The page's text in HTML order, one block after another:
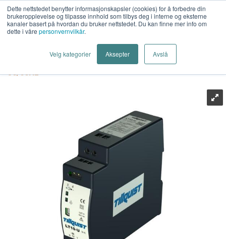
Dette nettstedet benytter informasjonskapsler (cookies) for å forbedre din
brukeropplevelse og tilpasse innhold som tilbys deg i interne og eksterne
kanaler basert på hvordan du bruker nettstedet. Du kan finne mer info om
dette i våre personvernvilkår.
Velg kategorier Aksepter Avslå
Last Mile AS>Energiteknikk> Måleverdiomformer
> Tillquist >
Tillquist LT10U-110000_50-500V
50/60Hz